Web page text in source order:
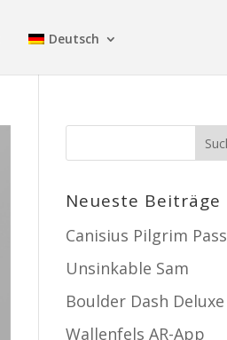
Deutsch
Neueste Beiträge
Canisius Pilgrim Pass
Unsinkable Sam
Boulder Dash Deluxe
Wallenfels AR-App